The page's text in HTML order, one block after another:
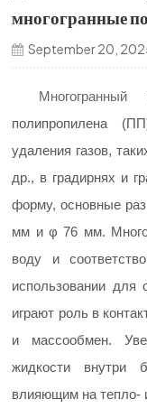
文
многогранные
September 20,
полипропилена
удаления газов,
др., в градирнях и
форму, основные
мм и φ 76 мм.
воду и
использовании для
играют роль в
и массообмен.
жидкости внутри
влияющим на тепло-